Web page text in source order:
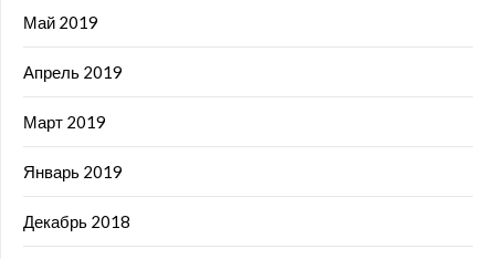
Май 2019
Апрель 2019
Март 2019
Январь 2019
Декабрь 2018